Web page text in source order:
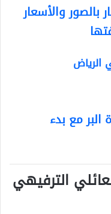
بالصور والأسعار
الرياض
مع بدء
الترفيهي